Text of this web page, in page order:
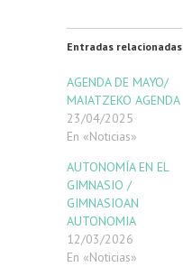
Entradas relacionadas
AGENDA DE MAYO/
MAIATZEKO AGENDA
23/04/2025
En «Noticias»
AUTONOMÍA EN EL
GIMNASIO /
GIMNASIOAN
AUTONOMIA
12/03/2026
En «Noticias»